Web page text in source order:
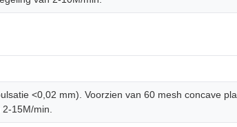
<0,02 mm). Voorzien van 60 mesh concave
15M/min.